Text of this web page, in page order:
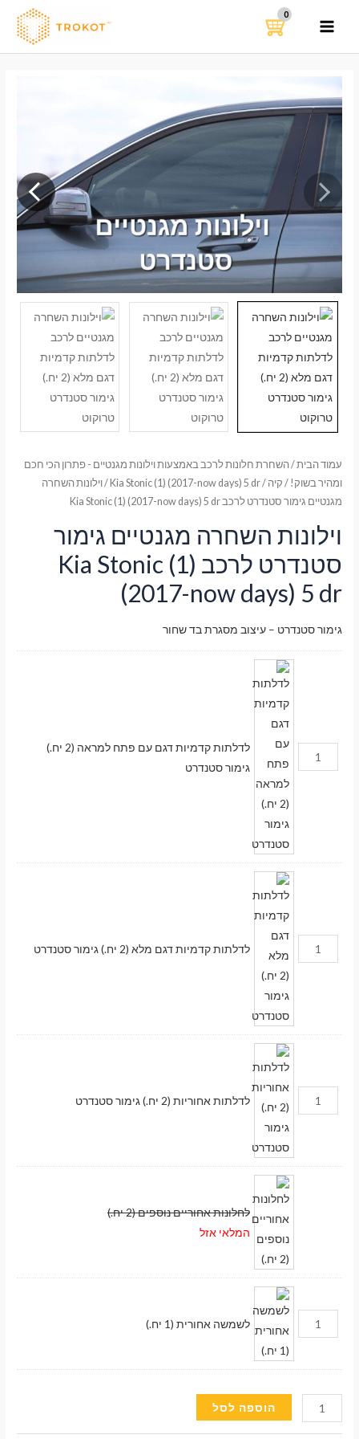
MAIN
עמוד הבית/השחרת חלונות לרכב באמצעות וילונות מגנטיים - פתרון הכי חכם
ומהיר בשוק! / קיה /
Kia Stonic (1) (2017-now days) 5 dr / וילונות השחרה
מגנטיים גימור סטנדרט לרכב Kia Stonic (1) (2017-now days) 5 dr
וילונות השחרה מגנטיים גימור
סטנדרט לרכב Kia Stonic (1)
(2017-now days) 5 dr
גימור סטנדרט – עיצוב מסגרת בד שחור
לדלתות קדמיות דגם עם פתח למראה (2 יח.)
גימור סטנדרט
לדלתות קדמיות דגם מלא (2 יח.) גימור סטנדרט
לדלתות אחוריות (2 יח.) גימור סטנדרט
לחלונות אחוריים נוספים (2 יח.)
המלאי אזל
לשמשה אחורית (1 יח.)
כמות
של
הוספה לסלמעבר לסל הקניות